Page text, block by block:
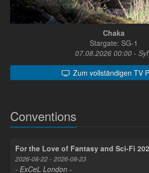
Chaka
Stargate: SG-1
07.08.2026 00:00 -
Zum vollständigen TV
Conventions
For the Love of Fantasy and Sci-Fi
2026-08-22 - 2026-08-23
- ExCeL London -